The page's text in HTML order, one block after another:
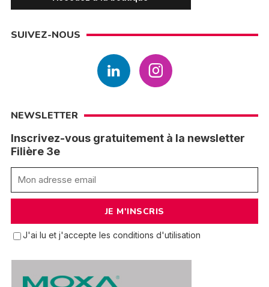
SUIVEZ-NOUS
NEWSLETTER
Inscrivez-vous gratuitement à la newsletter
Filière 3e
J'ai lu et j'accepte les conditions d'utilisation